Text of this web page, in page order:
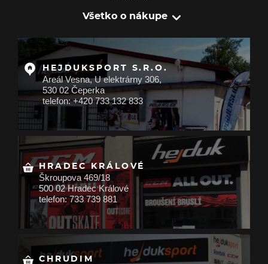
Všetko o nákupe
HEJDUKSPORT S.R.O.
Areál Vesna, U elektrárny 306,
530 02 Čeperka
telefon: +420 733 132 833
HRADEC KRÁLOVÉ
Škroupova 469/18
500 02 Hradec Králové
telefon: 733 739 881
CHRUDIM